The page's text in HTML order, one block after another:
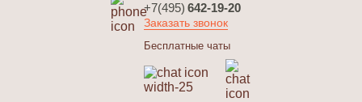
+7(495) 642-19-20
Заказать звонок
Бесплатные чаты